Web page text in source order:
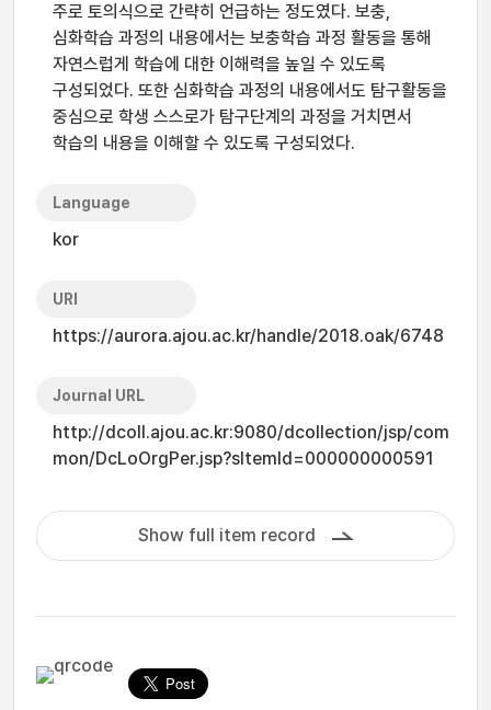
주로 토의식으로 간략히 언급하는 정도였다. 보충,
심화학습 과정의 내용에서는 보충학습 과정 활동을 통해
자연스럽게 학습에 대한 이해력을 높일 수 있도록
구성되었다. 또한 심화학습 과정의 내용에서도 탐구활동을
중심으로 학생 스스로가 탐구단계의 과정을 거치면서
학습의 내용을 이해할 수 있도록 구성되었다.
Language
kor
URI
https://aurora.ajou.ac.kr/handle/2018.oak/6748
Journal URL
http://dcoll.ajou.ac.kr:9080/dcollection/jsp/com
mon/DcLoOrgPer.jsp?sItemId=000000000591
Show full item record